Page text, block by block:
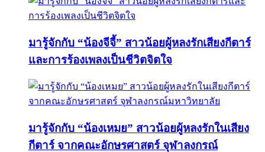
มารู้จักกับ “น้องจีจี้” สาวน้อยผู้หลงรักเสียงกีตาร์
และการร้องเพลงเป็นชีวิตจิตใจ
มารู้จักกับ “น้องเหมย” สาวน้อยผู้หลงรักในเสียง
กีตาร์ จากคณะอักษรศาสตร์ จุฬาลงกรณ์